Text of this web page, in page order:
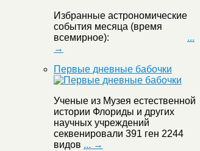
Избранные астрономические
события месяца (время
всемирное): ...
→
Первые дневные бабочки
Ученые из Музея естественной
истории Флориды и других
научных учреждений
секвенировали 391 ген 2244
видов ... →